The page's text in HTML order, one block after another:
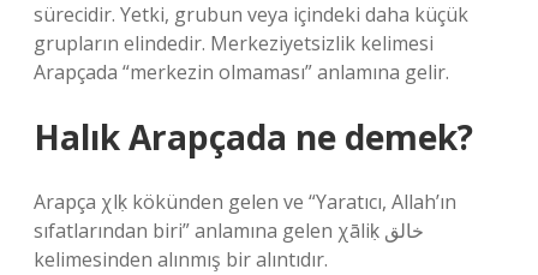
sürecidir. Yetki, grubun veya içindeki daha küçük
grupların elindedir. Merkeziyetsizlik kelimesi
Arapçada “merkezin olmaması” anlamına gelir.
Halık Arapçada ne demek?
Arapça χlḳ kökünden gelen ve “Yaratıcı, Allah’ın
sıfatlarından biri” anlamına gelen χāliḳ خالق
kelimesinden alınmış bir alıntıdır.